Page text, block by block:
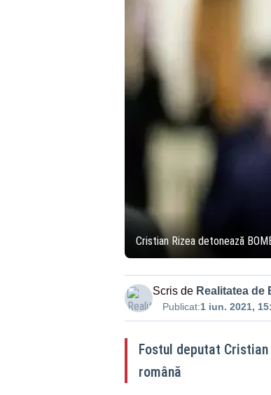
Cristian Rizea detonează
Scris de Realitatea de
Publicat:1 iun. 2021,
Fostul deputat
română